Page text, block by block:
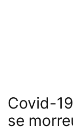
Covid-
se